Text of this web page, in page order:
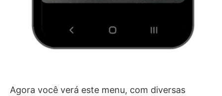
Agora você verá este menu, com diversas